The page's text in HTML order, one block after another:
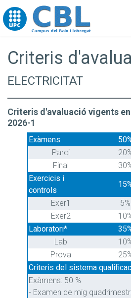
Go to upc.edu
Criteris
ELECTRICITAT
Criteris d'avaluació vigents
2026-1
Exàmens
Parci
Final
Exercicis i
controls
Exer1
5%
Exer2
Laboratori*
Lab
Prova
Criteris del sistema
Exàmens: 50 %
- Examen de mig